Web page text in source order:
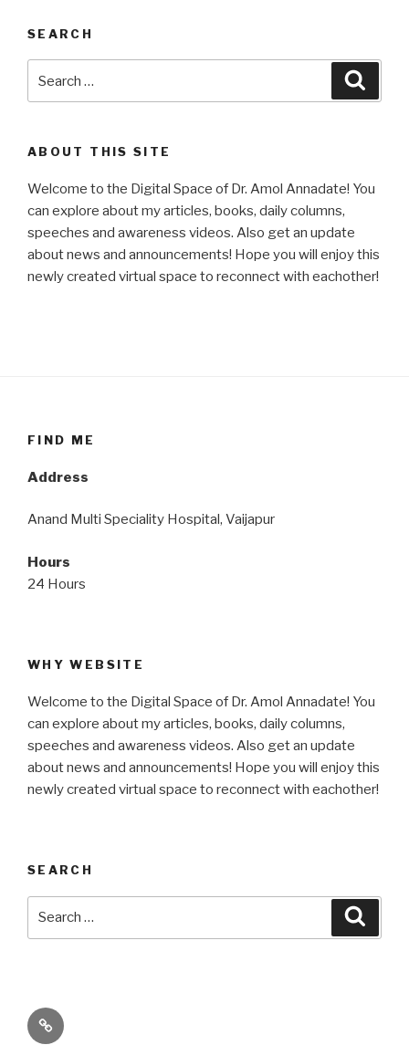
SEARCH
for:
ABOUT THIS SITE
Welcome to the Digital Space of Dr. Amol Annadate! You
can explore about my articles, books, daily columns,
speeches and awareness videos. Also get an update
about news and announcements! Hope you will enjoy this
newly created virtual space to reconnect with eachother!
FIND ME
Address
Anand Multi Speciality Hospital, Vaijapur
Hours
24 Hours
WHY WEBSITE
Welcome to the Digital Space of Dr. Amol Annadate! You
can explore about my articles, books, daily columns,
speeches and awareness videos. Also get an update
about news and announcements! Hope you will enjoy this
newly created virtual space to reconnect with eachother!
SEARCH
Its
High